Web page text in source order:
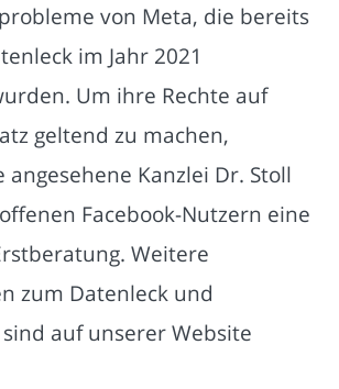
von Meta, die bereits
im Jahr 2021
Um ihre Rechte auf
geltend zu machen,
Kanzlei Dr. Stoll
Facebook-Nutzern eine
Weitere
zum Datenleck und
auf unserer Website